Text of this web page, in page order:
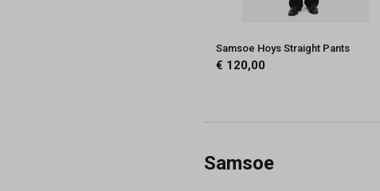
Samsoe Hoys Straight Pants
€ 120,00
Samsoe